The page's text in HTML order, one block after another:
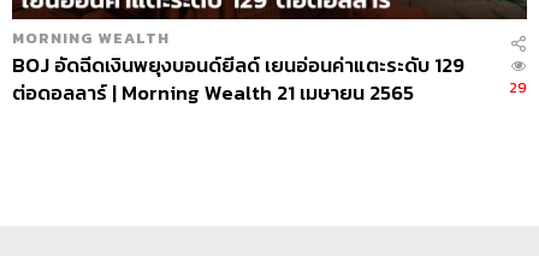
MORNING WEALTH
BOJ อัดฉีดเงินพยุงบอนด์ยีลด์ เยนอ่อนค่าแตะระดับ 129
ต่อดอลลาร์ | Morning Wealth 21 เมษายน 2565
29